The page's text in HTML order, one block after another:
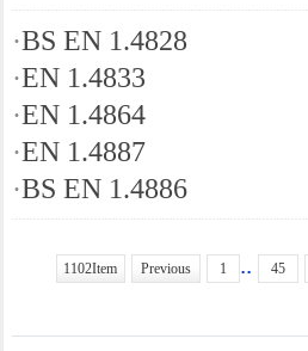
·BS EN 1.4828
·EN 1.4833
·EN 1.4864
·EN 1.4887
·BS EN 1.4886
1102Item Previous 1 .. 45